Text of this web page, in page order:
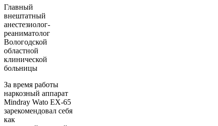
Главный
внештатный
анестезиолог-
реаниматолог
Вологодской
областной
клинической
больницы
За время работы
наркозный аппарат
Mindray Wato EX-65
зарекомендовал себя
как